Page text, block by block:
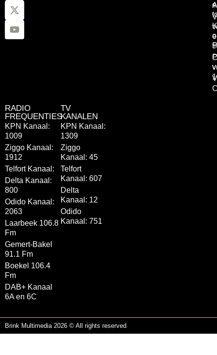
RADIO
FREQUENTIES
KPN Kanaal:
1009
Ziggo Kanaal:
1912
Telfort Kanaal:
Delta Kanaal:
800
Odido Kanaal:
2063
Laarbeek 106.8
Fm
Gemert-Bakel
91.1 Fm
Boekel 106.4
Fm
DAB+ Kanaal
6A en 6C
TV
KANALEN
KPN Kanaal:
1309
Ziggo
Kanaal: 45
Telfort
Kanaal: 607
Delta
Kanaal: 12
Odido
Kanaal: 751
Brink Multimedia 2026 © All rights reserved